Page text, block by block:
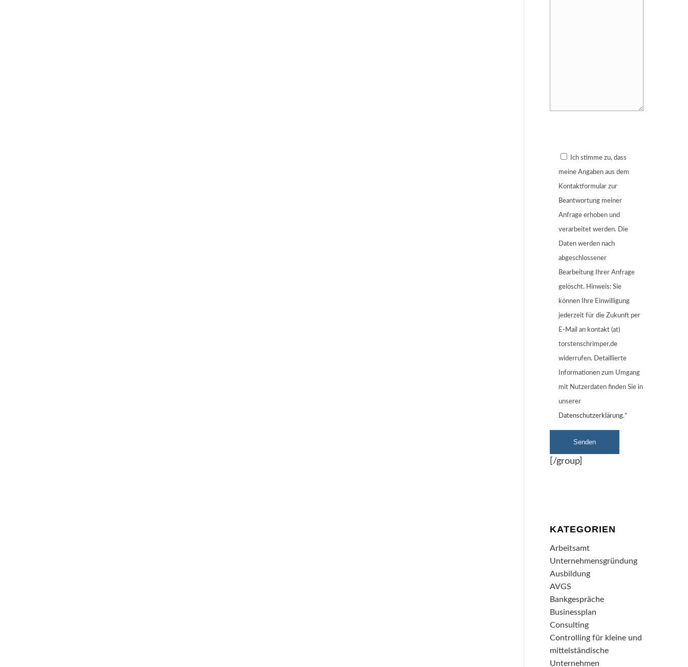
Ich stimme zu, dass
meine Angaben aus dem
Kontaktformular zur
Beantwortung meiner
Anfrage erhoben und
verarbeitet werden. Die
Daten werden nach
abgeschlossener
Bearbeitung Ihrer Anfrage
gelöscht. Hinweis: Sie
können Ihre Einwilligung
jederzeit für die Zukunft per
E-Mail an kontakt (at)
torstenschrimper.de
widerrufen. Detaillierte
Informationen zum Umgang
mit Nutzerdaten finden Sie in
unserer
Datenschutzerklärung.*
[/group]
KATEGORIEN
Arbeitsamt
Unternehmensgründung
Ausbildung
AVGS
Bankgespräche
Businessplan
Consulting
Controlling für kleine und
mittelständische
Unternehmen